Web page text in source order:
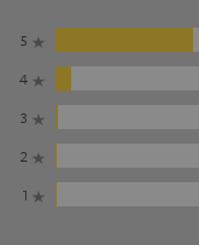
5
4
3
2
1